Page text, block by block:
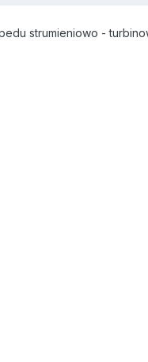
strumieniowo -